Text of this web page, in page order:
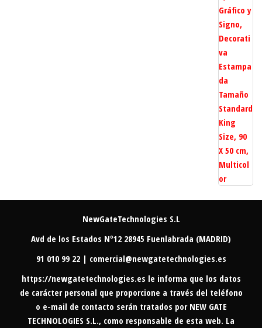
NewGateTechnologies S.L
Avd de los Estados Nº12 28945 Fuenlabrada (MADRID)
91 010 99 22 | comercial@newgatetechnologies.es
https://newgatetechnologies.es le informa que los datos
de carácter personal que proporcione a través del teléfono
o e-mail de contacto serán tratados por NEW GATE
TECHNOLOGIES S.L., como responsable de esta web. La